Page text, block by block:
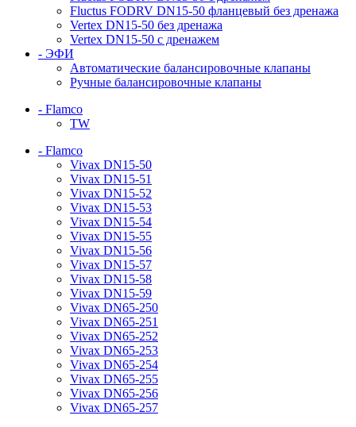
Fluctus FODRV DN15-50 фланцевый без дренажа
Vertex DN15-50 без дренажа
Vertex DN15-50 с дренажем
- ЭФИ
Автоматические балансировочные клапаны
Ручные балансировочные клапаны
- Flamco
TW
- Flamco
Vivax DN15-50
Vivax DN15-51
Vivax DN15-52
Vivax DN15-53
Vivax DN15-54
Vivax DN15-55
Vivax DN15-56
Vivax DN15-57
Vivax DN15-58
Vivax DN15-59
Vivax DN65-250
Vivax DN65-251
Vivax DN65-252
Vivax DN65-253
Vivax DN65-254
Vivax DN65-255
Vivax DN65-256
Vivax DN65-257